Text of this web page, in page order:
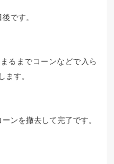
です。
るまでコーンなどで入ら
ます。
ンを撤去して完了です。